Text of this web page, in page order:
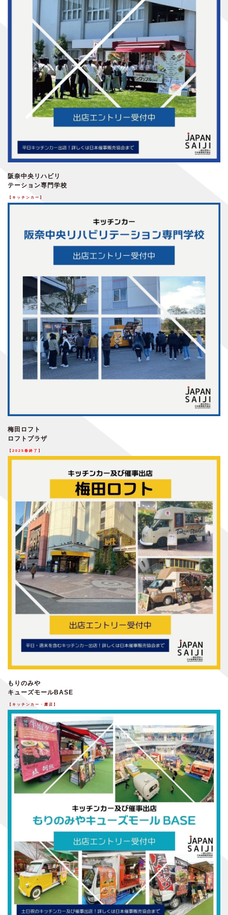
阪奈中央リハビリ
テーション専門学校
【キッチンカー】
梅田ロフト
ロフトプラザ
【 2025春終了 】
もりのみや
キューズモールBASE
【キッチンカー・露店】